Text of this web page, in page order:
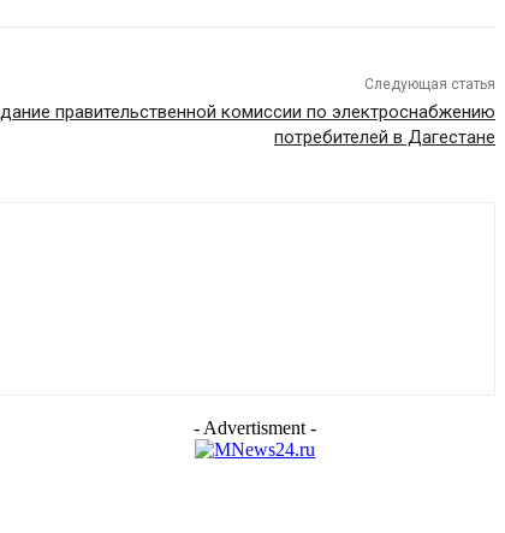
Следующая статья
правительственной комиссии по электроснабжению
потребителей в Дагестане
- Advertisment -